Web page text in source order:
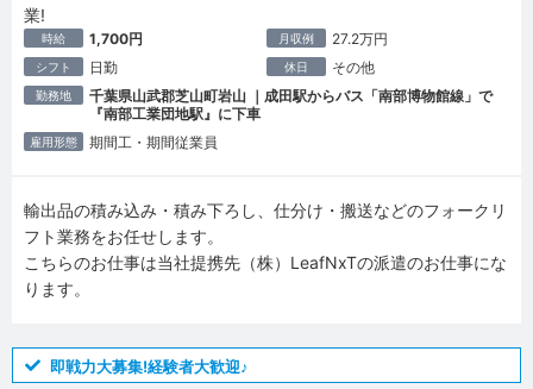
業!
時給 1,700円 月収例 27.2万円
シフト 日勤 休日 その他
勤務地
千葉県山武郡芝山町岩山 ｜成田駅からバス「南部博物館線」で
『南部工業団地駅』に下車
雇用形態 期間工・期間従業員
輸出品の積み込み・積み下ろし、仕分け・搬送などのフォークリ
フト業務をお任せします。
こちらのお仕事は当社提携先（株）LeafNxTの派遣のお仕事にな
ります。
即戦力大募集!経験者大歓迎♪